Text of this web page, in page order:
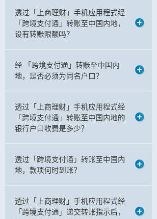
透过「上商理财」手机应用程式经
「跨境支付通」转账至中国内地，
设有转账限额吗？
经 「跨境支付通」转账至中国内
地，是否必须为同名户口？
透过「上商理财」手机应用程式经
「跨境支付通」转账至中国内地的
银行户口收费是多少？
透过「跨境支付通」转账至中国内
地，款项何时到账？
透过「上商理财」手机应用程式经
「跨境支付通」递交转账指示后，